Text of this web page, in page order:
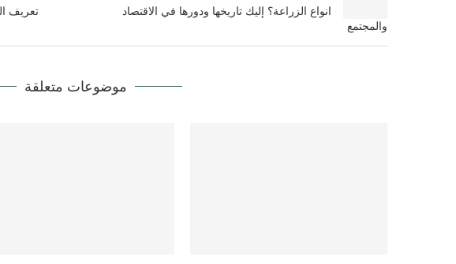
انواع الزراعة؟ إليك تاريخها ودورها في الاقتصاد
والمجتمع
تعريف
موضوعات متعلقة